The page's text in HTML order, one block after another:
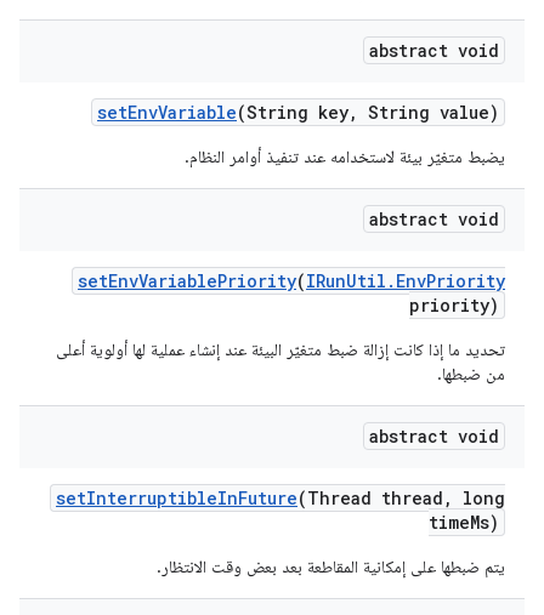
abstract void
setEnvVariable(String key, String value)
يضبط متغيّر بيئة لاستخدامه عند تنفيذ أوامر النظام.
abstract void
setEnvVariablePriority(IRunUtil . EnvPriority
priority)
تحديد ما إذا كانت إزالة ضبط متغيّر البيئة عند إنشاء عملية لها أولوية أعلى
من ضبطها.
abstract void
setInterruptibleInFuture(Thread thread ,
long
timeMs)
يتم ضبطها على إمكانية المقاطعة بعد بعض وقت الانتظار.